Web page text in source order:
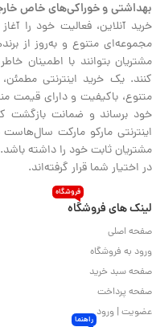
بهداشتی و خوراکی‌های خاص
خرید آنلاین، فعالیت خود را
مجموعه‌ای متنوع و به‌روز از
مشتریان بتوانند با اطمینان
کنند. یک خرید اینترنتی
متنوع، باکیفیت و دارای قیمت
خود برساند و ضمانت بازگشت
اینترنتی مارکو مارکت
مشتریان ثابت خود را داشته
در اختیار شما قرار گرفته‌اند.
لینک های فروشگاه
فروشگاه
صفحه اصلی
ورود به فروشگاه
صفحه سبد خرید
صفحه پرداخت
عضویت | ورود راهنما